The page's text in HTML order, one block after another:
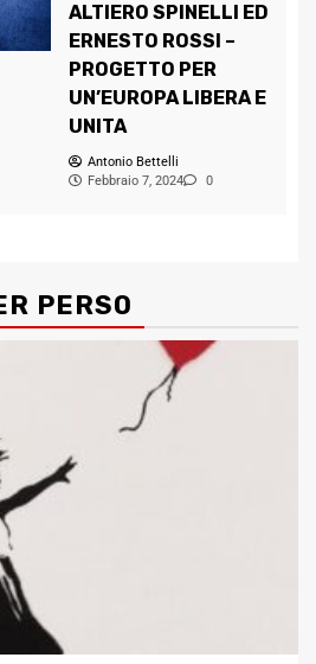
ALTIERO SPINELLI ED
ERNESTO ROSSI –
PROGETTO PER
UN’EUROPA LIBERA E
UNITA
Antonio Bettelli
Febbraio 7, 2024
0
PERSO